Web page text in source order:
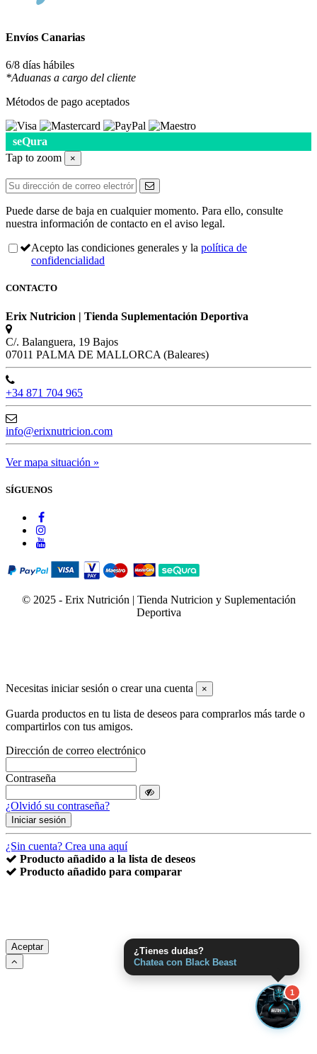
Envíos Canarias
6/8 días hábiles
*Aduanas a cargo del cliente
Métodos de pago aceptados
seQura
Tap to zoom
×
Puede darse de baja en cualquier momento. Para ello, consulte
nuestra información de contacto en el aviso legal.
Acepto las condiciones generales y la política de
confidencialidad
CONTACTO
Erix Nutricion | Tienda Suplementación Deportiva
C/. Balanguera, 19 Bajos
07011 PALMA DE MALLORCA (Baleares)
+34 871 704 965
info@erixnutricion.com
Ver mapa situación »
SÍGUENOS
© 2025 - Erix Nutrición | Tienda Nutricion y Suplementación
Deportiva
¿Tienes dudas?
Chatea con Black Beast
1
Necesitas iniciar sesión o crear una cuenta ×
Guarda productos en tu lista de deseos para comprarlos más tarde o
compartirlos con tus amigos.
Dirección de correo electrónico
Contraseña
¿Olvidó su contraseña?
Iniciar sesión
¿Sin cuenta? Crea una aquí
Producto añadido a la lista de deseos
Producto añadido para comparar
Aceptar